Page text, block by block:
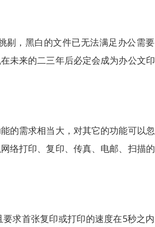
剔，黑白的文件已无法满足办公需
未来的二三年后必定会成为办公文
的需求相当大，对其它的功能可以
络打印、复印、传真、电邮、扫描
求首张复印或打印的速度在5秒之